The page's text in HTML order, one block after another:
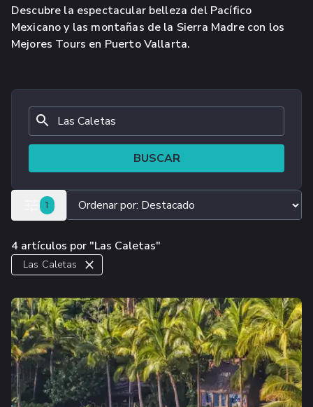
Descubre la espectacular belleza del Pacífico
Mexicano y las montañas de la Sierra Madre con los
Mejores Tours en Puerto Vallarta.
BUSCAR
TODOS LOS FILTROS
1 FILTROS SELECCIONADOS
4 artículos por "Las Caletas"
Las Caletas